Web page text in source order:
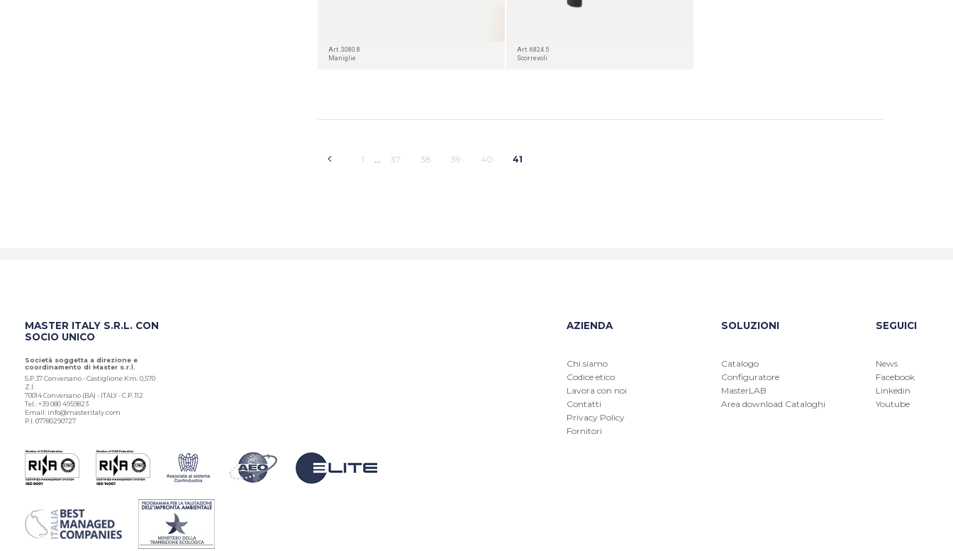
Art. 3080.8
Maniglie
Art. 6824.5
Scorrevoli
1 37 38 39 40 41
MASTER ITALY S.R.L. CON
SOCIO UNICO
Società soggetta a direzione e
coordinamento di Master s.r.l.
S.P.37 Conversano - Castiglione Km. 0,570
Z.I.
70014 Conversano (BA) - ITALY - C.P. 112
Tel.: +39 080 4959823
Email: info@masteritaly.com
P.I. 07780290727
AZIENDA
Chi siamo
Codice etico
Lavora con noi
Contatti
Privacy Policy
Fornitori
SOLUZIONI
Catalogo
Configuratore
MasterLAB
Area download Cataloghi
SEGUICI
News
Facebook
Linkedin
Youtube